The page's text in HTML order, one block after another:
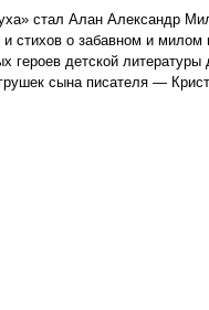
стал Алан Александр
и стихов о забавном и
героев детской литературы
сына писателя —
Великобритании